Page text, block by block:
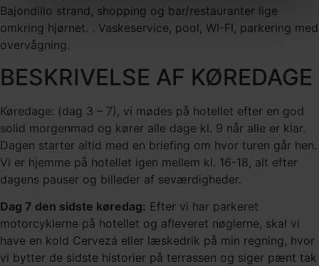
Bajondillo strand, shopping og bar/restauranter lige
omkring hjørnet. . Vaskeservice, pool, WI-FI, parkering med
overvågning.
BESKRIVELSE AF KØREDAGE
Køredage: (dag 3 – 7), vi mødes på hotellet efter en god
solid morgenmad og kører alle dage kl. 9 når alle er klar.
Dagen starter altid med en briefing om hvor turen går hen.
Vi er hjemme på hotellet igen mellem kl. 16-18, alt efter
dagens pauser og billeder af seværdigheder.
Dag 7 den sidste køredag: Efter vi har parkeret
motorcyklerne på hotellet og afleveret nøglerne, skal vi
have en kold Cervezá eller læskedrik på min regning, hvor
vi bytter de sidste historier på terrassen og siger pænt tak